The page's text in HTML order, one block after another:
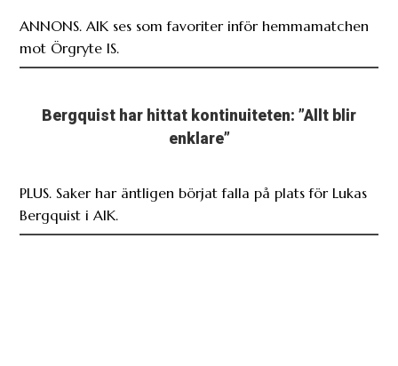
ANNONS. AIK ses som favoriter inför hemmamatchen
mot Örgryte IS.
Bergquist har hittat kontinuiteten: ”Allt blir
enklare”
PLUS. Saker har äntligen börjat falla på plats för Lukas
Bergquist i AIK.